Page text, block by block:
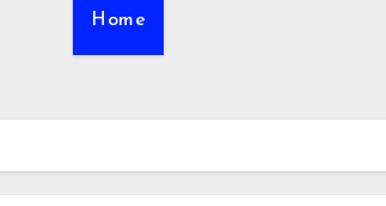
Home